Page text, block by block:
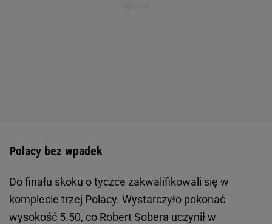
Polacy bez wpadek
Do finału skoku o tyczce zakwalifikowali się w
komplecie trzej Polacy. Wystarczyło pokonać
wysokość 5.50, co Robert Sobera uczynił w